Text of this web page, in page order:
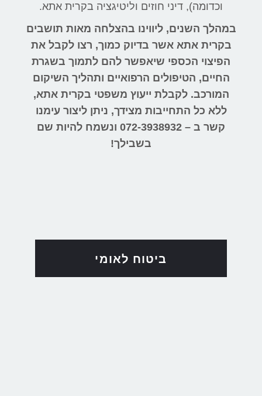
וכדומה), דיני חוזים וליטיגציה בקרית אתא.
במהלך השנים, ליווינו בהצלחה מאות תושבים
בקרית אתא אשר בדיוק כמוך, רצו לקבל את
הפיצוי הכספי שיאפשר להם לתמוך בשגרת
החיים, הטיפולים הרפואיים ותהליך השיקום
המורכב. לקבלת ייעוץ משפטי בקרית אתא,
ללא כל התחייבות מצידך, ניתן ליצור עימנו
קשר ב – 072-3938932 ונשמח להיות שם
בשבילך!
ביטוח לאומי